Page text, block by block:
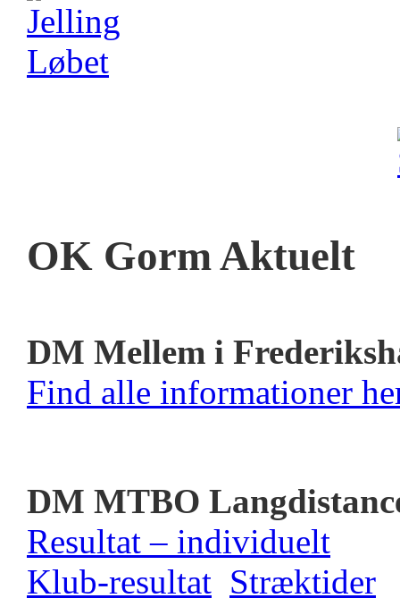
OK Gorm Aktuelt
DM Mellem i
Find alle informationer
DM MTBO
Resultat – individuelt
Klub-resultat Stræktider